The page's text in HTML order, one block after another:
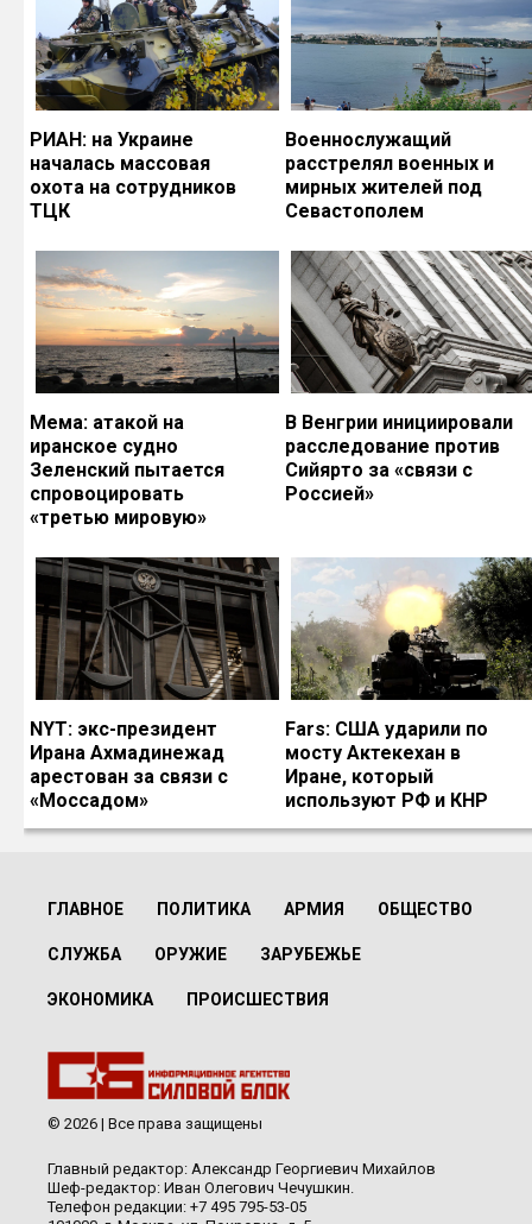
РИАН: на Украине
началась массовая
охота на сотрудников
ТЦК
Военнослужащий
расстрелял военных и
мирных жителей под
Севастополем
Мема: атакой на
иранское судно
Зеленский пытается
спровоцировать
«третью мировую»
В Венгрии инициировали
расследование против
Сийярто за «связи с
Россией»
NYT: экс-президент
Ирана Ахмадинежад
арестован за связи с
«Моссадом»
Fars: США ударили по
мосту Актекехан в
Иране, который
используют РФ и КНР
ГЛАВНОЕ ПОЛИТИКА АРМИЯ ОБЩЕСТВО
СЛУЖБА ОРУЖИЕ ЗАРУБЕЖЬЕ
ЭКОНОМИКА ПРОИСШЕСТВИЯ
© 2026 | Все права защищены
Главный редактор: Александр Георгиевич Михайлов
Шеф-редактор: Иван Олегович Чечушкин.
Телефон редакции: +7 495 795-53-05